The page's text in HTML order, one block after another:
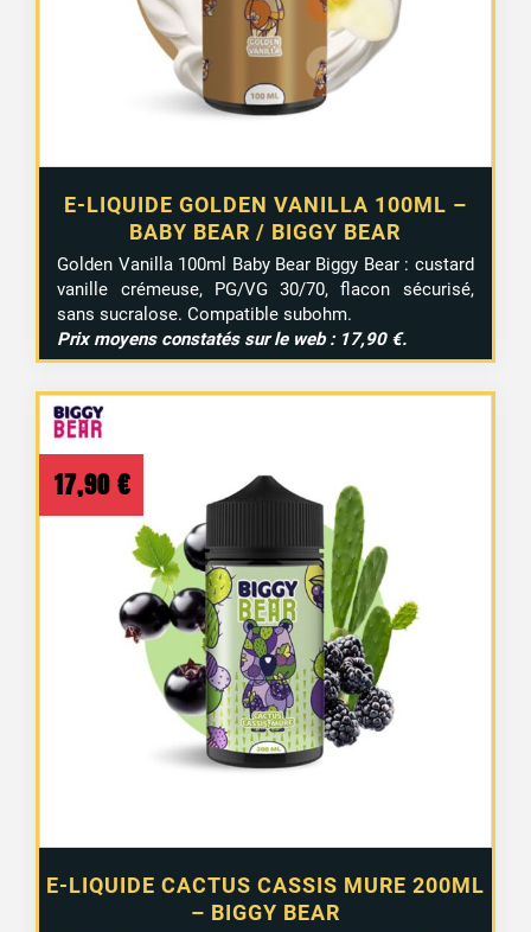
E-LIQUIDE GOLDEN VANILLA 100ML –
BABY BEAR / BIGGY BEAR
Golden Vanilla 100ml Baby Bear Biggy Bear : custard
vanille crémeuse, PG/VG30/70,flacon sécurisé,
sanssucralose.Compatiblesubohm.
Prix moyens constatés surle web : 17,90 €.
E-LIQUIDE CACTUS CASSIS MURE 200ML
– BIGGY BEAR
17,90 €